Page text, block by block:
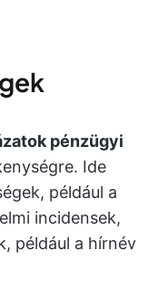
pénzügyi
Ide
például a
incidensek,
például a hírnév